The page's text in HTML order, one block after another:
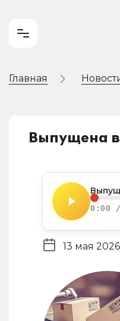
Главная
Выпущена
0:00
13 мая 2026
Учет и